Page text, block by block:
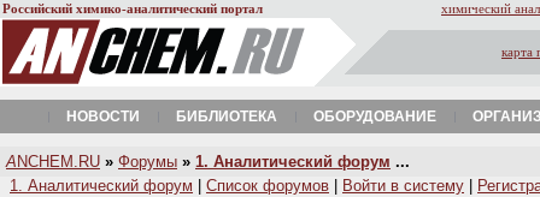
Российский химико-аналитический портал химический
карта
НОВОСТИ БИБЛИОТЕКА ОБОРУДОВАНИЕ
A NCHEM.RU » Форумы » 1. Аналитический форум ...
1. Аналитический форум
Список форумов Войти в систему